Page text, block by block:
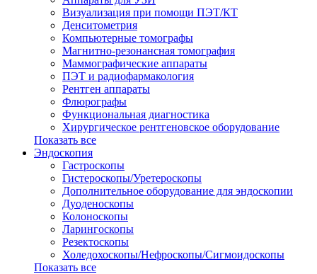
Визуализация при помощи ПЭТ/КТ
Денситометрия
Компьютерные томографы
Магнитно-резонансная томография
Маммографические аппараты
ПЭТ и радиофармакология
Рентген аппараты
Флюрографы
Функциональная диагностика
Хирургическое рентгеновское оборудование
Показать все
Эндоскопия
Гастроскопы
Гистероскопы/Уретероскопы
Дополнительное оборудование для эндоскопии
Дуоденоскопы
Колоноскопы
Ларингоскопы
Резектоскопы
Холедохоскопы/Нефроскопы/Сигмоидоскопы
Показать все